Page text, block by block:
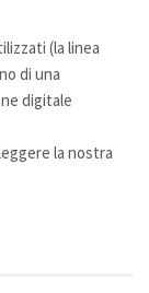
(la linea
di una
digitale
la nostra